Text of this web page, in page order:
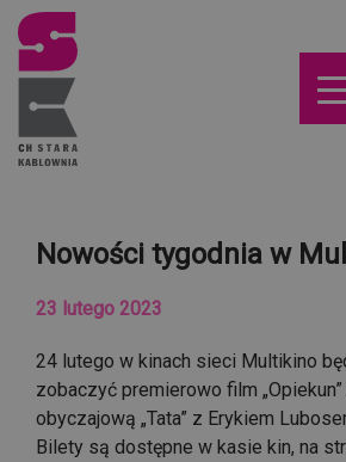
Nowości tygodnia w
23 lutego 2023
24 lutego w kinach sieci Multikino
zobaczyć premierowo film
obyczajową „Tata” z Erykiem
Bilety są dostępne w kasie kin, na